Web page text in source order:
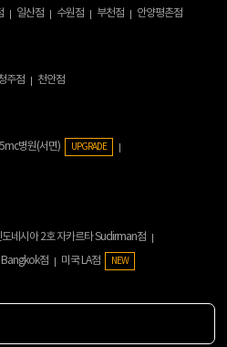
일산점 수원점 부천점 안양평촌점
주점 천안점
병원(서면) UPGRADE
도네시아 2호 자카르타 Sudirman점
Bangkok점 미국 LA점 NEW